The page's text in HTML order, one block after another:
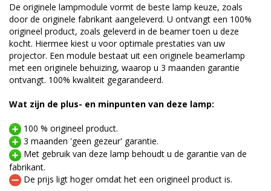
De originele lampmodule vormt de beste lamp keuze, zoals
door de originele fabrikant aangeleverd. U ontvangt een 100%
origineel product, zoals geleverd in de beamer toen u deze
kocht. Hiermee kiest u voor optimale prestaties van uw
projector. Een module bestaat uit een originele beamerlamp
met een originele behuizing, waarop u 3 maanden garantie
ontvangt. 100% kwaliteit gegarandeerd.
Wat zijn de plus- en minpunten van deze lamp:
100 % origineel product.
3 maanden 'geen gezeur' garantie.
Met gebruik van deze lamp behoudt u de garantie van de
fabrikant.
De prijs ligt hoger omdat het een origineel product is.